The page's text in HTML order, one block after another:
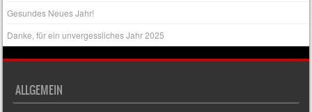
Gesundes Neues Jahr!
Danke, für ein unvergessliches Jahr 2025
ALLGEMEIN